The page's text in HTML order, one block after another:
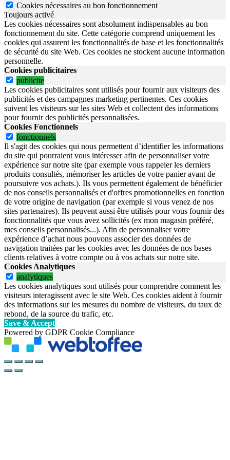
Cookies nécessaires au bon fonctionnement
Toujours activé
Les cookies nécessaires sont absolument indispensables au bon
fonctionnement du site. Cette catégorie comprend uniquement les
cookies qui assurent les fonctionnalités de base et les fonctionnalités
de sécurité du site Web. Ces cookies ne stockent aucune information
personnelle.
Cookies publicitaires
publicite
Les cookies publicitaires sont utilisés pour fournir aux visiteurs des
publicités et des campagnes marketing pertinentes. Ces cookies
suivent les visiteurs sur les sites Web et collectent des informations
pour fournir des publicités personnalisées.
Cookies Fonctionnels
fonctionnels
Il s'agit des cookies qui nous permettent d’identifier les informations
du site qui pourraient vous intéresser afin de personnaliser votre
expérience sur notre site (par exemple vous rappeler les derniers
produits consultés, mémoriser les articles de votre panier avant de
poursuivre vos achats.). Ils vous permettent également de bénéficier
de nos conseils personnalisés et d'offres promotionnelles en fonction
de votre origine de navigation (par exemple si vous venez de nos
sites partenaires). Ils peuvent aussi être utilisés pour vous fournir des
fonctionnalités que vous avez sollicités (ex mon magasin préféré,
mes conseils personnalisés...). Afin de personnaliser votre
expérience d’achat nous pouvons associer des données de
navigation traitées par les cookies avec les données de nos bases
clients relatives à votre compte ou à vos achats sur notre site.
Cookies Analytiques
analytiques
Les cookies analytiques sont utilisés pour comprendre comment les
visiteurs interagissent avec le site Web. Ces cookies aident à fournir
des informations sur les mesures du nombre de visiteurs, du taux de
rebond, de la source du trafic, etc.
Save & Accept
Powered by GDPR Cookie Compliance